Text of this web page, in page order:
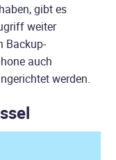
gibt es
weiter
Backup-
auch
werden.